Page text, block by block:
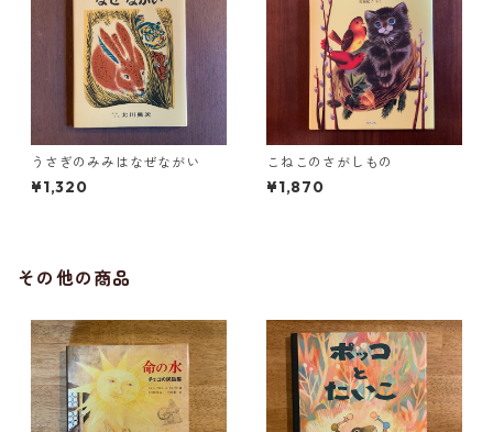
うさぎのみみはなぜながい
¥1,320
こねこのさがしもの
¥1,870
その他の商品